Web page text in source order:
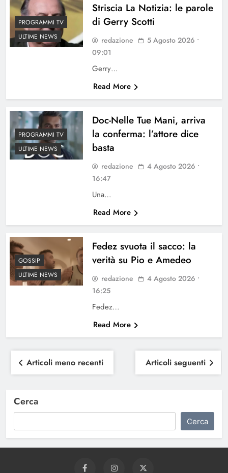
PROGRAMMI TV
ULTIME NEWS
Striscia La Notizia: le parole
di Gerry Scotti
redazione
5 Agosto 2026 •
09:01
Gerry…
Read More
PROGRAMMI TV
ULTIME NEWS
Doc-Nelle Tue Mani, arriva
la conferma: l’attore dice
basta
redazione
4 Agosto 2026 •
16:47
Una…
Read More
GOSSIP
ULTIME NEWS
Fedez svuota il sacco: la
verità su Pio e Amedeo
redazione
4 Agosto 2026 •
16:25
Fedez…
Read More
Navigazione
articoli
Articoli meno recenti Articoli seguenti
Cerca
Cerca